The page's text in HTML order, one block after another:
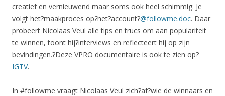
creatief en vernieuwend maar soms ook heel schimmig. Je
volgt het?maakproces op?het?account?@followme.doc. Daar
probeert Nicolaas Veul alle tips en trucs om aan populariteit
te winnen, toont hij?interviews en reflecteert hij op zijn
bevindingen.?Deze VPRO documentaire is ook te zien op?
IGTV.
In #followme vraagt Nicolaas Veul zich?af?wie de winnaars en